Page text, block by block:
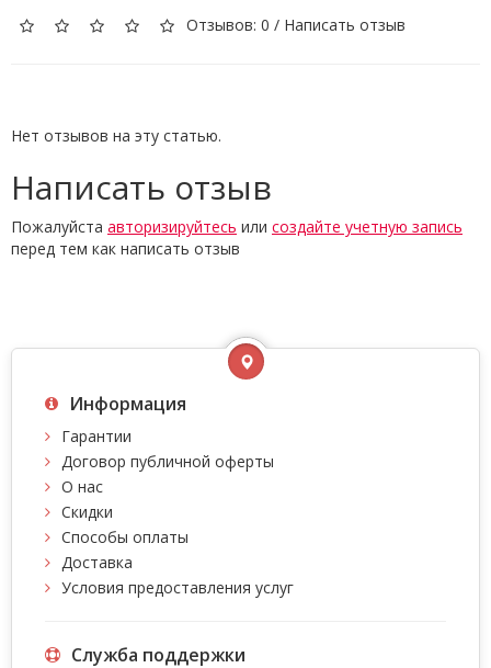
Отзывов: 0 / Написать отзыв
Нет отзывов на эту статью.
Написать отзыв
Пожалуйста авторизируйтесь или создайте учетную запись
перед тем как написать отзыв
Информация
Гарантии
Договор публичной оферты
О нас
Скидки
Способы оплаты
Доставка
Условия предоставления услуг
Служба поддержки